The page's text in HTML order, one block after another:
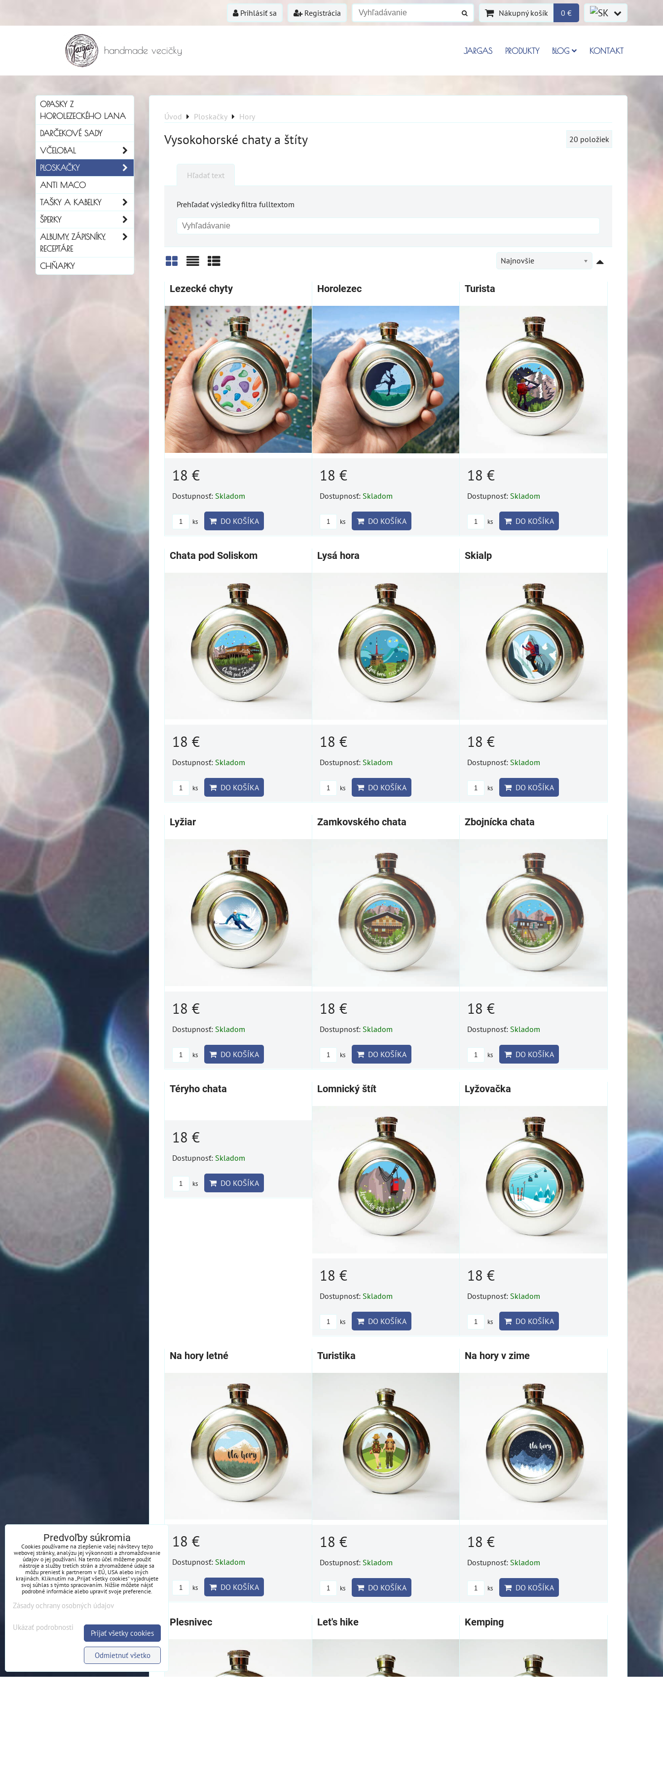
Prihlásiť sa Registrácia Nákupný košík 0 €
handmade vecičky JARGAS PRODUKTY BLOG KONTAKT
Úvod Ploskačky Hory
Vysokohorské chaty a štíty 20 položiek
Hľadať text
Prehľadať výsledky filtra fulltextom
Mriežka
Najnovšie
Lezecké chyty
18 €
Dostupnosť: Skladom
ks DO KOŠÍKA
Horolezec
18 €
Dostupnosť: Skladom
ks DO KOŠÍKA
Turista
18 €
Dostupnosť: Skladom
ks DO KOŠÍKA
Chata pod Soliskom
18 €
Dostupnosť: Skladom
ks DO KOŠÍKA
Lysá hora
18 €
Dostupnosť: Skladom
ks DO KOŠÍKA
Skialp
18 €
Dostupnosť: Skladom
ks DO KOŠÍKA
Lyžiar
18 €
Dostupnosť: Skladom
ks DO KOŠÍKA
Zamkovského chata
18 €
Dostupnosť: Skladom
ks DO KOŠÍKA
Zbojnícka chata
18 €
Dostupnosť: Skladom
ks DO KOŠÍKA
Téryho chata Lomnický štít
18 €
Dostupnosť: Skladom
ks DO KOŠÍKA
Lyžovačka
18 €
Dostupnosť: Skladom
ks DO KOŠÍKA
Na hory letné
18 €
Dostupnosť: Skladom
ks DO KOŠÍKA
Turistika
18 €
Dostupnosť: Skladom
ks DO KOŠÍKA
Na hory v zime
18 €
Dostupnosť: Skladom
ks DO KOŠÍKA
Plesnivec Let's hike Kemping
OPASKY Z
HOROLEZECKÉHO LANA
DARČEKOVÉ SADY
VČELOBAL
PLOSKAČKY
ANTI MACO
TAŠKY A KABELKY
ŠPERKY
ALBUMY, ZÁPISNÍKY,
RECEPTÁRE
CHŇAPKY
Predvoľby súkromia
Cookies používame na zlepšenie vašej návštevy tejto
webovej stránky, analýzu jej výkonnosti a zhromažďovanie
údajov o jej používaní. Na tento účel môžeme použiť
nástroje a služby tretích strán a zhromaždené údaje sa
môžu preniesť k partnerom v EÚ, USA alebo iných
krajinách. Kliknutím na „Prijať všetky cookies“ vyjadrujete
svoj súhlas s týmto spracovaním. Nižšie môžete nájsť
podrobné informácie alebo upraviť svoje preferencie.
Zásady ochrany osobných údajov
Ukázať podrobnosti
Prijať všetky cookies
Odmietnuť všetko